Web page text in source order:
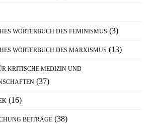
WÖRTERBUCH DES FEMINISMUS (3)
WÖRTERBUCH DES MARXISMUS (13)
KRITISCHE MEDIZIN UND
(37)
(16)
BEITRÄGE (38)